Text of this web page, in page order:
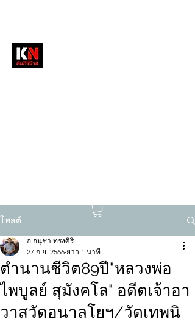
โพสต์
ตำนานชีวิต89ปี"หลวงพ่อ
ไพบูลย์ สุมังคโล" อดีตเจ้าอา
วาสวัดอนาลโยฯ/วัดเทพนิ
อ.อนุชา ทรงศิริ
27 ก.ย. 2566 ยาว 1 นาที